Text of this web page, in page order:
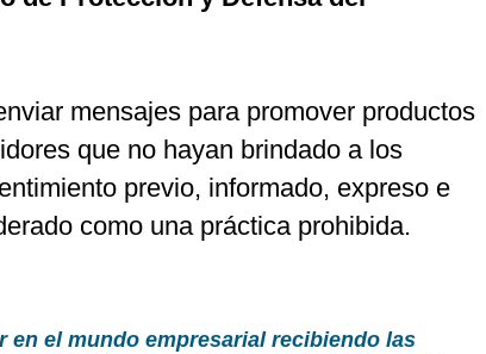
mensajes para promover productos
que no hayan brindado a los
previo, informado, expreso e
como una práctica prohibida.
en el mundo empresarial recibiendo las